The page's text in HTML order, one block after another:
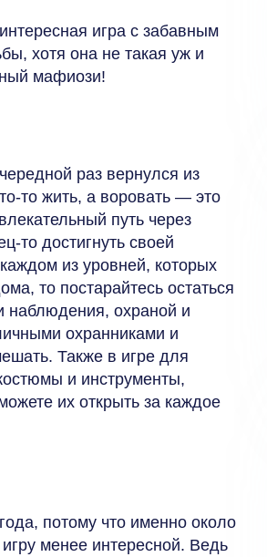
игра с забавным
хотя она не такая уж и
мафиози!
раз вернулся из
то жить, а воровать — это
путь через
то достигнуть своей
из уровней, которых
то постарайтесь остаться
наблюдения, охраной и
охранниками и
Также в игре для
и инструменты,
их открыть за каждое
потому что именно около
менее интересной. Ведь